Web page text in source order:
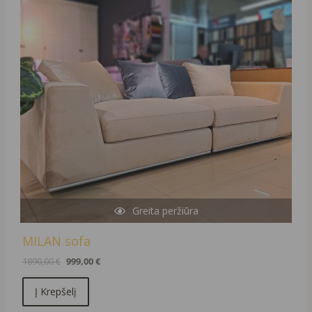
Greita peržiūra
MILAN sofa
1890,00€ 999,00€
Į Krepšelį